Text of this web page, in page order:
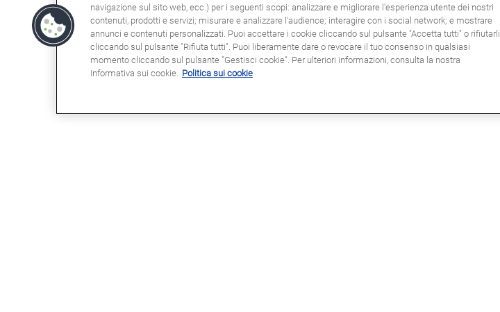
navigazione sul sito web, ecc.) per i seguenti scopi: analizzare e migliorare l'esperienza utente dei nostri
contenuti, prodotti e servizi; misurare e analizzare l'audience; interagire con i social network; e mostrare
annunci e contenuti personalizzati. Puoi accettare i cookie cliccando sul pulsante "Accetta tutti" o rifiutarli
cliccando sul pulsante "Rifiuta tutti". Puoi liberamente dare o revocare il tuo consenso in qualsiasi
momento cliccando sul pulsante "Gestisci cookie". Per ulteriori informazioni, consulta la nostra
Informativa sui cookie. Politica sui cookie